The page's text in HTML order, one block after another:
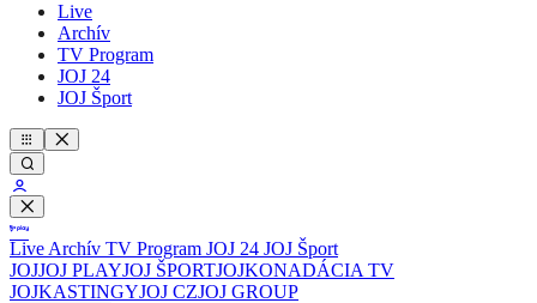
Live
Archív
TV Program
JOJ 24
JOJ Šport
Live Archív TV Program JOJ 24 JOJ Šport
JOJJOJ PLAYJOJ ŠPORTJOJKONADÁCIA TV
JOJKASTINGYJOJ CZJOJ GROUP